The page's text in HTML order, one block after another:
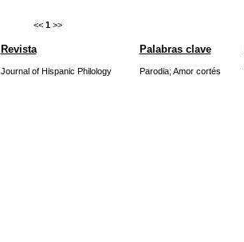
<< 1 >>
Revista Palabras clave
Journal of Hispanic Philology Parodia; Amor cortés